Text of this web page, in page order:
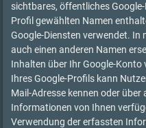
sichtbares, öffentliches
Profil gewählten Namen
Google-Diensten verwendet. In
auch einen anderen Namen
Inhalten über Ihr Google-
Ihres Google-Profils kann
Mail-Adresse kennen oder über
Informationen von Ihnen
Verwendung der erfassten